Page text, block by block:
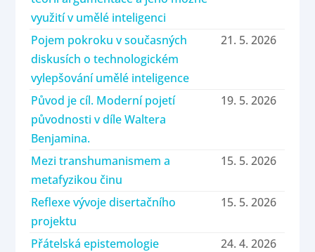
využití v umělé inteligenci
Pojem pokroku v současných
diskusích o technologickém
vylepšování umělé inteligence
21. 5. 2026
Původ je cíl. Moderní pojetí
původnosti v díle Waltera
Benjamina.
19. 5. 2026
Mezi transhumanismem a
metafyzikou činu
15. 5. 2026
Reflexe vývoje disertačního
projektu
15. 5. 2026
Přátelská epistemologie
24. 4. 2026